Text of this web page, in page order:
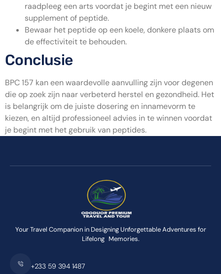
raadpleeg een arts voordat je begint met een nieuw
supplement of peptide.
Bewaar het peptide op een koele, donkere plaats om
de effectiviteit te behouden.
Conclusie
BPC 157 kan een waardevolle aanvulling zijn voor degenen
die op zoek zijn naar verbeterd herstel en gezondheid. Het
is belangrijk om de juiste dosering en innamevorm te
kiezen, en altijd professioneel advies in te winnen voordat
je begint met het gebruik van peptides.
Your Travel Companion in Designing Unforgettable Adventures for
Lifelong Memories.
+233 59 394 1487